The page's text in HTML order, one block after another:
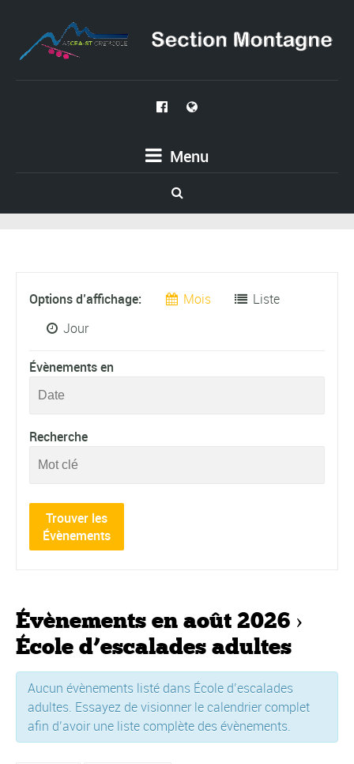
Menu
Navigation
par
l’affichage
des
évènements
Options d’affichage Mois
Liste
Jour
Évènements en
Recherche
Évènements en août 2026 ›
École d’escalades adultes
Aucun évènements listé dans École d’escalades
adultes. Essayez de visionner le calendrier complet
afin d’avoir une liste complète des évènements.